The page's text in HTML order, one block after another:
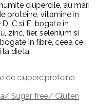
ciupercile, au mari
proteine, vitamine in
C si E, bogate in
zinc, fier, selenium si
in fibre, ceea ce
la dieta.
de ciuperciproteine